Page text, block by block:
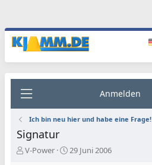
Anmelden
Ich bin neu hier und habe eine Frage!
Signatur
E
V-Power
E
29 Juni 2006